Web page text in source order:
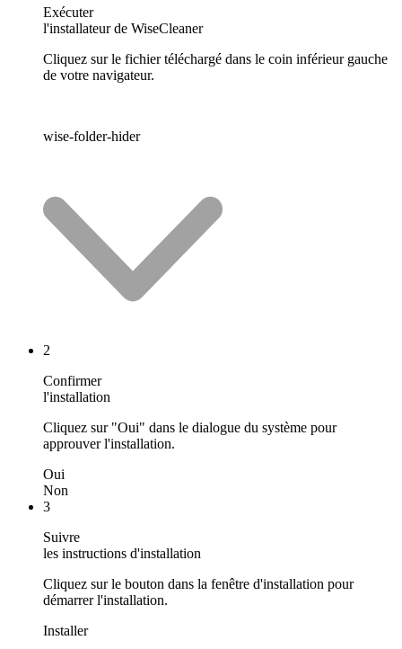
Exécuter
l'installateur de WiseCleaner
Cliquez sur le fichier téléchargé dans le coin inférieur gauche
de votre navigateur.
wise-folder-hider
2
Confirmer
l'installation
Cliquez sur "Oui" dans le dialogue du système pour
approuver l'installation.
Oui
Non
3
Suivre
les instructions d'installation
Cliquez sur le bouton dans la fenêtre d'installation pour
démarrer l'installation.
Installer